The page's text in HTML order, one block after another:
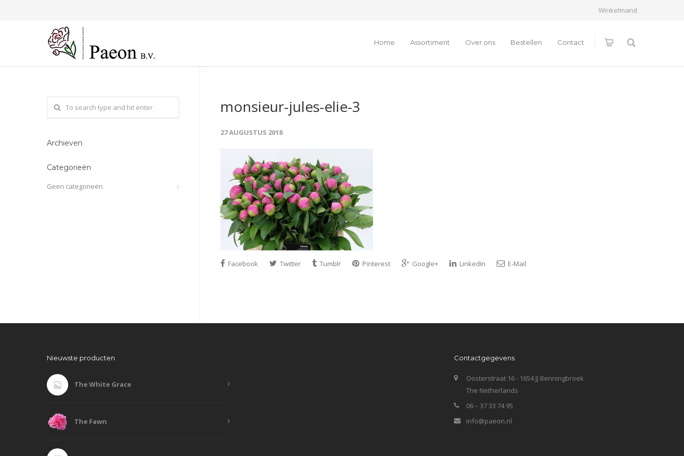
Winkelmand
Home Assortiment Over ons Bestellen Contact
monsieur-jules-elie-3
27 AUGUSTUS 2018
Facebook Twitter Tumblr Pinterest Google+ LinkedIn E-Mail
Archieven
Categorieën
Geen categorieën
Nieuwste producten
The White Grace
The Fawn
Contactgegevens
Oosterstraat 16 - 1654 JJ Benningbroek
The Netherlands
06 – 37 33 74 95
info@paeon.nl